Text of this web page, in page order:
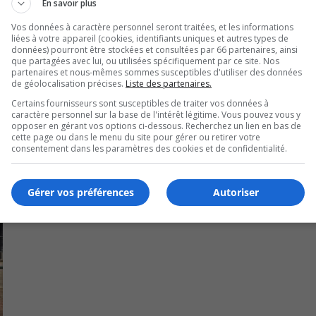
de la région, sont toujours sans contrat de travail.
de travail des employés en l’espace de quelques
En savoir plus
Vos données à caractère personnel seront traitées, et les informations
liées à votre appareil (cookies, identifiants uniques et autres types de
données) pourront être stockées et consultées par 66 partenaires, ainsi
que partagées avec lui, ou utilisées spécifiquement par ce site. Nos
partenaires et nous-mêmes sommes susceptibles d'utiliser des données
de géolocalisation précises. Liste des partenaires.
Certains fournisseurs sont susceptibles de traiter vos données à
caractère personnel sur la base de l'intérêt légitime. Vous pouvez vous y
opposer en gérant vos options ci-dessous. Recherchez un lien en bas de
cette page ou dans le menu du site pour gérer ou retirer votre
consentement dans les paramètres des cookies et de confidentialité.
Autoriser
Gérer vos préférences